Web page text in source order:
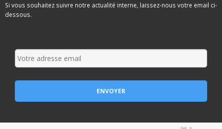
Si vous souhaitez suivre notre actualité interne, laissez-nous votre email ci-
dessous.